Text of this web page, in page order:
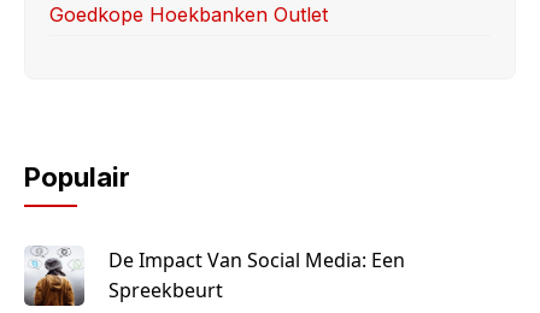
Goedkope Hoekbanken Outlet
Populair
De Impact Van Social Media: Een
Spreekbeurt